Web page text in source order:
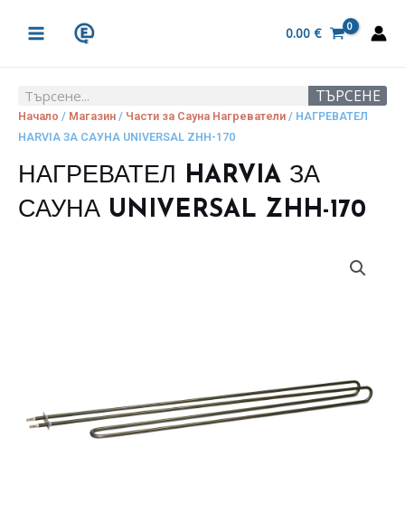
MENU
0.00 €
Search ТЪРСЕНЕ
Начало / Магазин / Части за Сауна Нагреватели / НАГРЕВАТЕЛ
HARVIA ЗА САУНА UNIVERSAL ZHH-170
НАГРЕВАТЕЛ HARVIA ЗА
САУНА UNIVERSAL ZHH-170